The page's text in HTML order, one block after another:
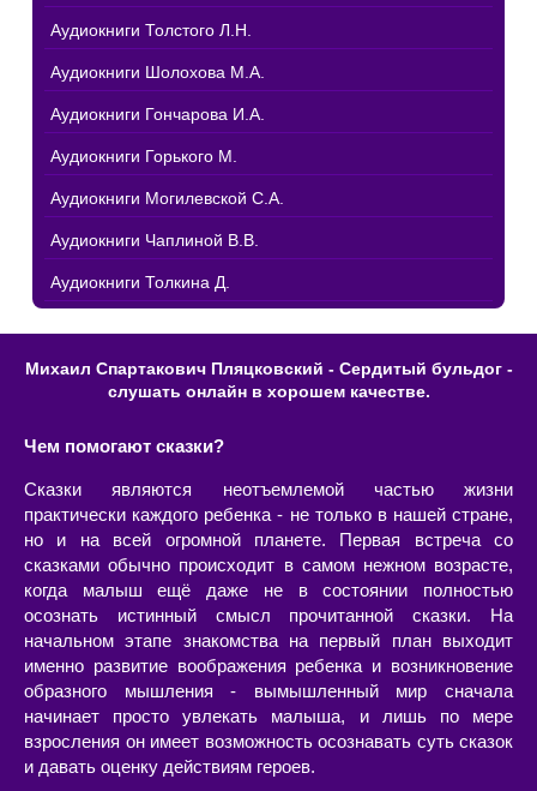
Аудиокниги Толстого Л.Н.
Аудиокниги Шолохова М.А.
Аудиокниги Гончарова И.А.
Аудиокниги Горького М.
Аудиокниги Могилевской С.А.
Аудиокниги Чаплиной В.В.
Аудиокниги Толкина Д.
Михаил Спартакович Пляцковский - Сердитый бульдог -
слушать онлайн в хорошем качестве.
Чем помогают сказки?
Сказки являются неотъемлемой частью жизни
практически каждого ребенка - не только в нашей стране,
но и на всей огромной планете. Первая встреча со
сказками обычно происходит в самом нежном возрасте,
когда малыш ещё даже не в состоянии полностью
осознать истинный смысл прочитанной сказки. На
начальном этапе знакомства на первый план выходит
именно развитие воображения ребенка и возникновение
образного мышления - вымышленный мир сначала
начинает просто увлекать малыша, и лишь по мере
взросления он имеет возможность осознавать суть сказок
и давать оценку действиям героев.